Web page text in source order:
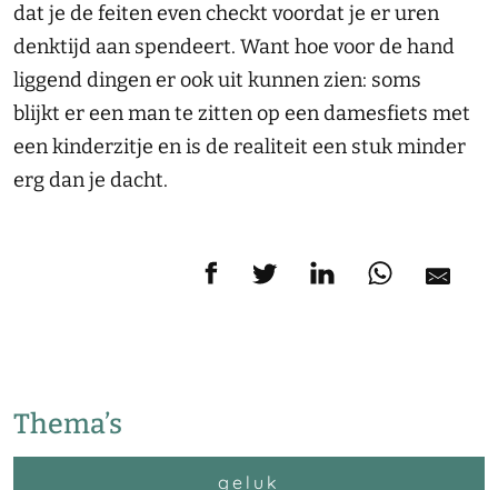
dat je de feiten even checkt voordat je er uren
denktijd aan spendeert. Want hoe voor de hand
liggend dingen er ook uit kunnen zien: soms
blijkt er een man te zitten op een damesfiets met
een kinderzitje en is de realiteit een stuk minder
erg dan je dacht.
Thema’s
geluk